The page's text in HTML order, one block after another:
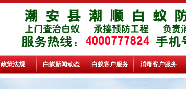
政策法规 白蚁新闻动态 白蚁客户服务 消毒客户服务